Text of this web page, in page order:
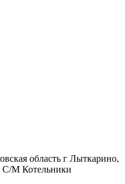
область г Лыткарино,
С/М Котельники